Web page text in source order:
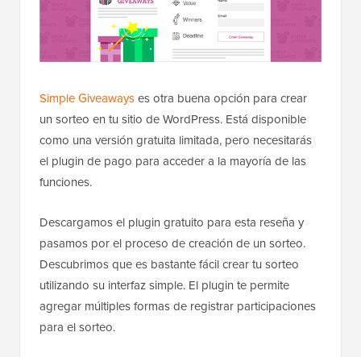
Simple Giveawayses otra buena opción para crear
un sorteo en tu sitio de WordPress. Está disponible
como una versión gratuita limitada, pero necesitarás
el plugin de pago para acceder a la mayoría de las
funciones.
Descargamos el plugin gratuito para esta reseña y
pasamos por el proceso de creación de un sorteo.
Descubrimos que es bastante fácil crear tu sorteo
utilizando su interfaz simple. El plugin te permite
agregar múltiples formas de registrar participaciones
para el sorteo.